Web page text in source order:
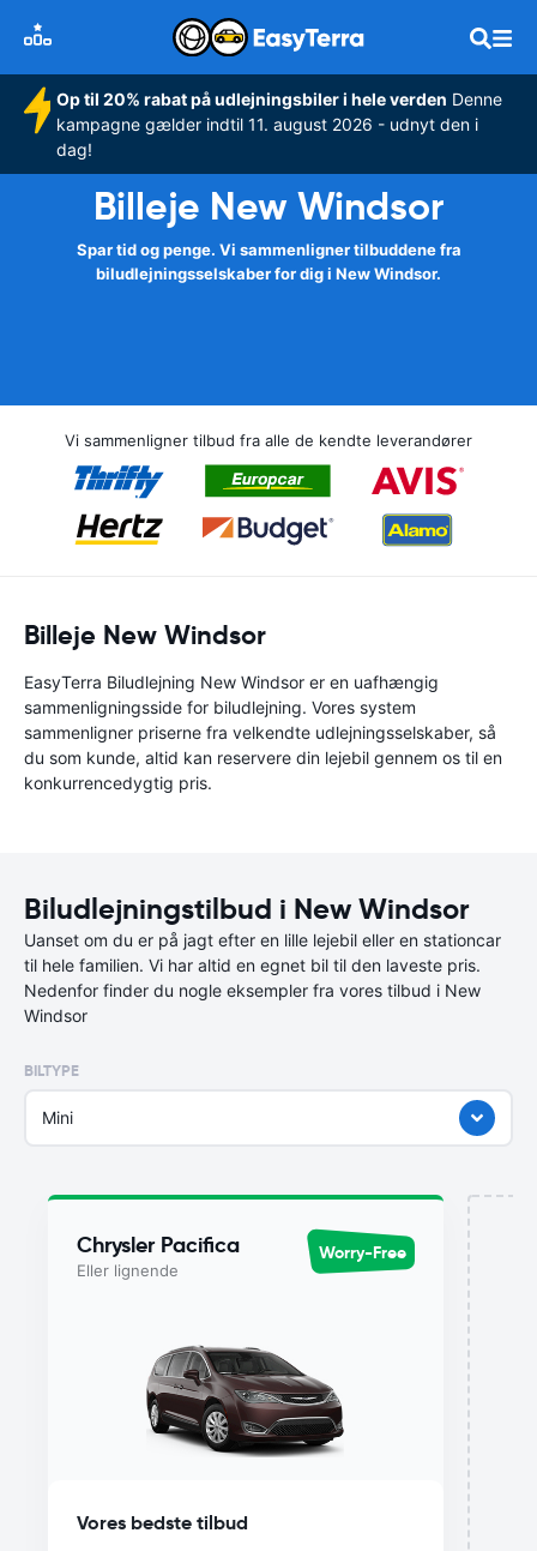
Op til 20% rabat på udlejningsbiler i hele verden Denne
kampagne gælder indtil 11. august 2026 - udnyt den i
dag!
Billeje New Windsor
Spar tid og penge. Vi sammenligner tilbuddene fra
biludlejningsselskaber for dig i New Windsor.
Vi sammenligner tilbud fra alle de kendte leverandører
Billeje New Windsor
EasyTerra Biludlejning New Windsor er en uafhængig
sammenligningsside for biludlejning. Vores system
sammenligner priserne fra velkendte udlejningsselskaber, så
du som kunde, altid kan reservere din lejebil gennem os til en
konkurrencedygtig pris.
Biludlejningstilbud i New Windsor
Uanset om du er på jagt efter en lille lejebil eller en stationcar
til hele familien. Vi har altid en egnet bil til den laveste pris.
Nedenfor finder du nogle eksempler fra vores tilbud i New
Windsor
BILTYPE
Mini
Chrysler Pacifica
Eller lignende
Worry-Free
Vores bedste tilbud